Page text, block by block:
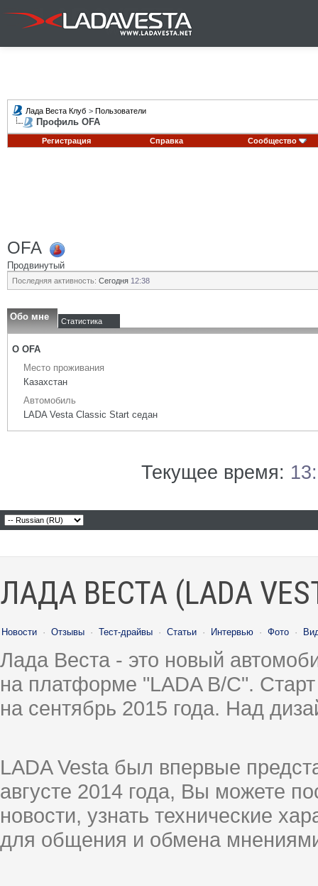
Лада Веста Клуб > Пользователи
Профиль OFA
Регистрация Справка Сообщество
OFA
Продвинутый
Последняя активность: Сегодня 12:38
Обо мне Статистика
О OFA
Место проживания
Казахстан
Автомобиль
LADA Vesta Classic Start седан
Текущее время:
ЛАДА ВЕСТА (LADA
Новости · Отзывы · Тест-драйвы · Статьи · Интервью · Фото ·
Лада Веста - это новый
на платформе "LADA B/C".
на сентябрь 2015 года. Над
LADA Vesta был впервые
августе 2014 года, Вы можете
новости, узнать технические
для общения и обмена